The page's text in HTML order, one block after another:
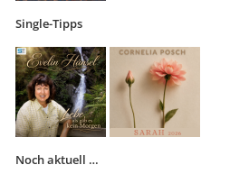
Single-Tipps
Noch aktuell …